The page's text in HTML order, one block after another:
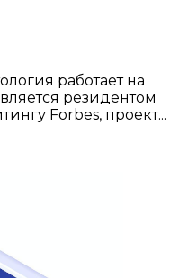
работает на
резидентом
Forbes, проект...